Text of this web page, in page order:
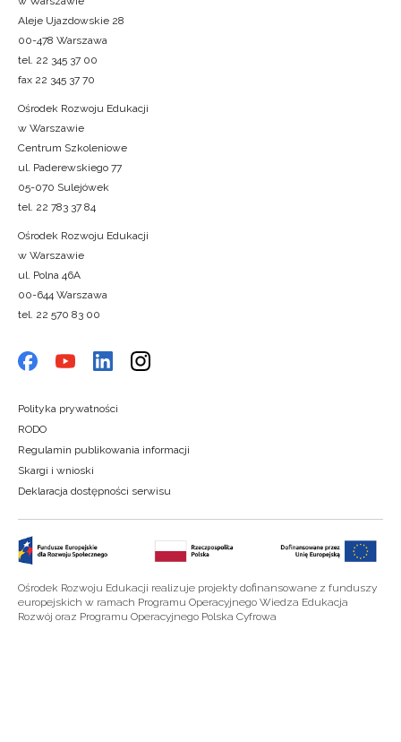
Aleje Ujazdowskie 28
00-478 Warszawa
tel. 22 345 37 00
fax 22 345 37 70
Ośrodek Rozwoju Edukacji
w Warszawie
Centrum Szkoleniowe
ul. Paderewskiego 77
05-070 Sulejówek
tel. 22 783 37 84
Ośrodek Rozwoju Edukacji
w Warszawie
ul. Polna 46A
00-644 Warszawa
tel. 22 570 83 00
Polityka prywatności
RODO
Regulamin publikowania informacji
Skargi i wnioski
Deklaracja dostępności serwisu
Ośrodek Rozwoju Edukacji realizuje projekty dofinansowane z funduszy
europejskich w ramach Programu Operacyjnego Wiedza Edukacja
Rozwój oraz Programu Operacyjnego Polska Cyfrowa